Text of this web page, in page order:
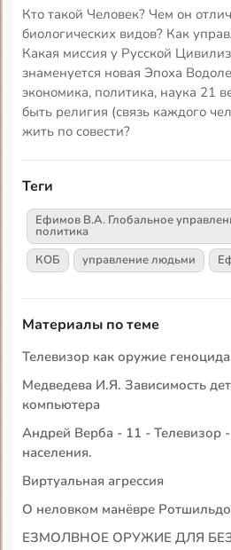
Кто такой Человек? Чем он
биологических видов? Как
Какая миссия у Русской
знаменуется новая Эпоха
экономика, политика, наука 21
быть религия (связь каждого
жить по совести?
Теги
Ефимов В.А. Глобальное
политика
КОБ
управление людьми
Материалы по теме
Телевизор как оружие геноцида
Медведева И.Я. Зависимость
компьютера
Андрей Верба - 11 - Телевизор
населения.
Виртуальная агрессия
О неловком манёвре
ЕЗМОЛВНОЕ ОРУЖИЕ ДЛЯ